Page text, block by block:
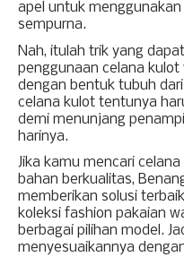
apel untuk
sempurna.
Nah, itulah trik yang
penggunaan celana
dengan bentuk tubuh
celana kulot tentunya
demi menunjang
harinya.
Jika kamu mencari
bahan berkualitas,
memberikan solusi
koleksi fashion pakaian
berbagai pilihan model.
menyesuaikannya